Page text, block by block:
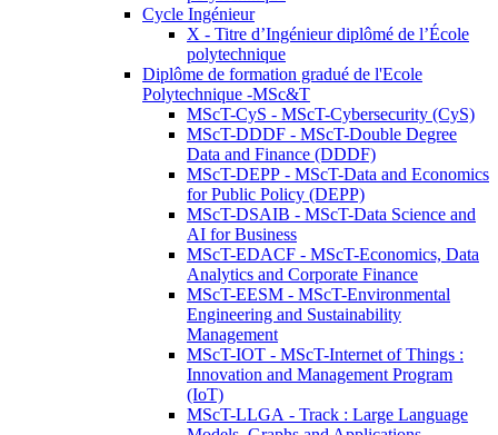
Cycle Ingénieur
X - Titre d’Ingénieur diplômé de l’École
polytechnique
Diplôme de formation gradué de l'Ecole
Polytechnique -MSc&T
MScT-CyS - MScT-Cybersecurity (CyS)
MScT-DDDF - MScT-Double Degree
Data and Finance (DDDF)
MScT-DEPP - MScT-Data and Economics
for Public Policy (DEPP)
MScT-DSAIB - MScT-Data Science and
AI for Business
MScT-EDACF - MScT-Economics, Data
Analytics and Corporate Finance
MScT-EESM - MScT-Environmental
Engineering and Sustainability
Management
MScT-IOT - MScT-Internet of Things :
Innovation and Management Program
(IoT)
MScT-LLGA - Track : Large Language